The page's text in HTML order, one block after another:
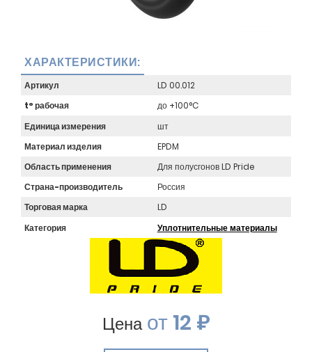
ХАРАКТЕРИСТИКИ:
Артикул
LD 00.012
t° рабочая
до +100°C
Единица измерения
шт
Материал изделия
EPDM
Область применения
Для полусгонов LD Pride
Страна-производитель
Россия
Торговая марка
LD
Категория
Уплотнительные материалы
Ценаот12 ₽